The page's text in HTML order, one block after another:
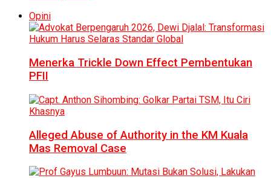
Opini
Menerka Trickle Down Effect Pembentukan
PFII
Alleged Abuse of Authority in the KM Kuala
Mas Removal Case